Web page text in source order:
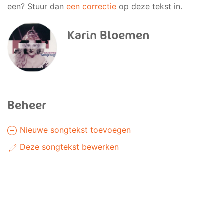
een? Stuur dan een correctie op deze tekst in.
Karin Bloemen
Beheer
Nieuwe songtekst toevoegen
Deze songtekst bewerken